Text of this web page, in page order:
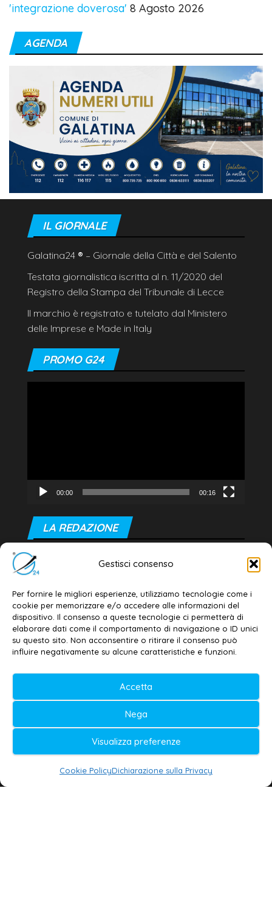
Gestisci consenso
Per fornire le migliori esperienze, utilizziamo tecnologie come i
cookie per memorizzare e/o accedere alle informazioni del
dispositivo. Il consenso a queste tecnologie ci permetterà di
elaborare dati come il comportamento di navigazione o ID unici
su questo sito. Non acconsentire o ritirare il consenso può
influire negativamente su alcune caratteristiche e funzioni.
Accetta
Nega
Visualizza preferenze
Cookie PolicyDichiarazione sulla Privacy
'integrazione doverosa' 8 Agosto 2026
AGENDA
IL GIORNALE
Galatina24 ® – Giornale della Città e del Salento
Testata giornalistica iscritta al n. 11/2020 del
Registro della Stampa del Tribunale di Lecce
Il marchio è registrato e tutelato dal Ministero
delle Imprese e Made in Italy
PROMO G24
00:00 00:16
LA REDAZIONE
Editore e direttore responsabile:
Dott. Daniele G. Masciullo
Email: redazione@galatina24.it
Contatti –Disclaimer
Privacy policy –Cookie policy
Testata iscritta al n. 11/2020 Registro della
Stampa Tribunale di Lecce
Editore e direttore responsabile:
Daniele G. Masciullo